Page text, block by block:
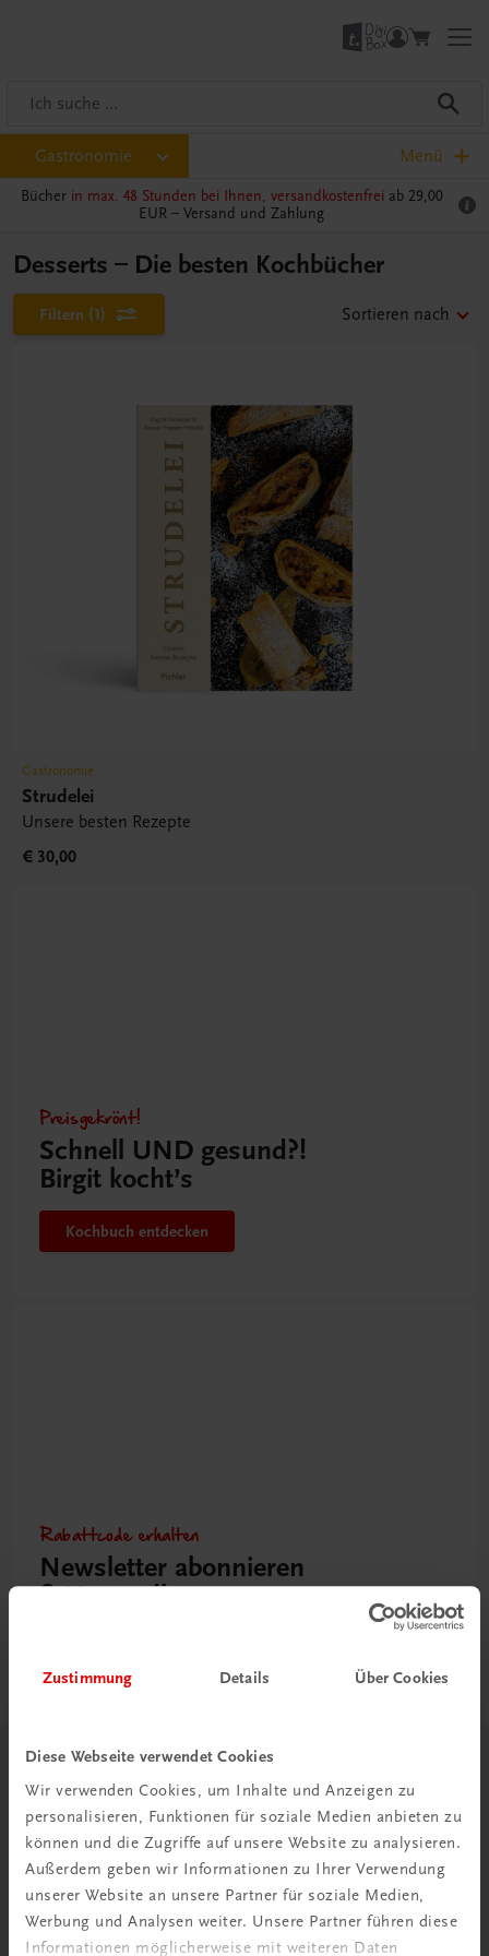
Zustimmung Details Über Cookies
Diese Webseite verwendet Cookies
Wir verwenden Cookies, um Inhalte und Anzeigen zu
personalisieren, Funktionen für soziale Medien anbieten zu
können und die Zugriffe auf unsere Website zu analysieren.
Außerdem geben wir Informationen zu Ihrer Verwendung
unserer Website an unsere Partner für soziale Medien,
Werbung und Analysen weiter. Unsere Partner führen diese
Informationen möglicherweise mit weiteren Daten
Gastronomie Menü
Bücher in max. 48 Stunden bei Ihnen, versandkostenfrei ab 29,00
EUR – Versand und Zahlung
Desserts – Die besten Kochbücher
Filtern (1) Sortieren nach
Gastronomie
Strudelei
Unsere besten Rezepte
€ 30,00
Preisgekrönt!
Schnell UND gesund?!
Birgit kocht’s
Kochbuch entdecken
Rabattcode erhalten
Newsletter abonnieren
& Versandkosten sparen
Herzlich willkommen bei TRAUNER!
Wir über uns